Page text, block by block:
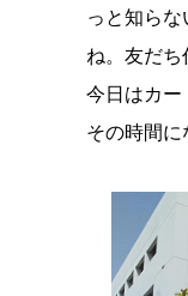
っと知ら
ね。友だ
今日はカ
その時間に